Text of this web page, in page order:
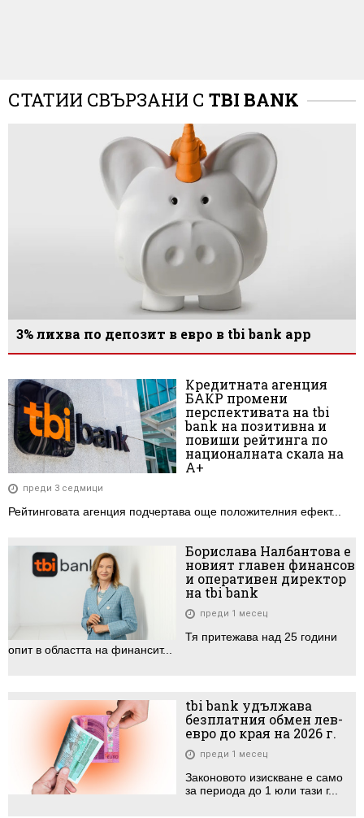
СТАТИИ СВЪРЗАНИ С TBI BANK
3% лихва по депозит в евро в tbi bank app
Кредитната агенция
БАКР промени
перспективата на tbi
bank на позитивна и
повиши рейтинга по
националната скала на
А+
преди 3 седмици
Рейтинговата агенция подчертава още положителния ефект...
Борислава Налбантова е
новият главен финансов
и оперативен директор
на tbi bank
преди 1 месец
Тя притежава над 25 години
опит в областта на финансит...
tbi bank удължава
безплатния обмен лев-
евро до края на 2026 г.
преди 1 месец
Законовото изискване е само
за периода до 1 юли тази г...